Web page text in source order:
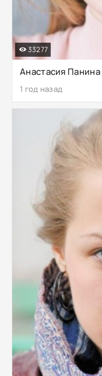
Анастасия Панина
1 год назад
33277